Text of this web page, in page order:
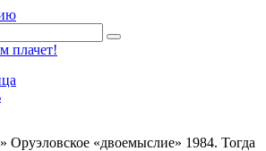
» Оруэловское «двоемыслие» 1984. Тогда